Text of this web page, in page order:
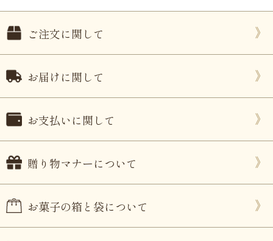
ご注文に関して
お届けに関して
お支払いに関して
贈り物マナーについて
お菓子の箱と袋について